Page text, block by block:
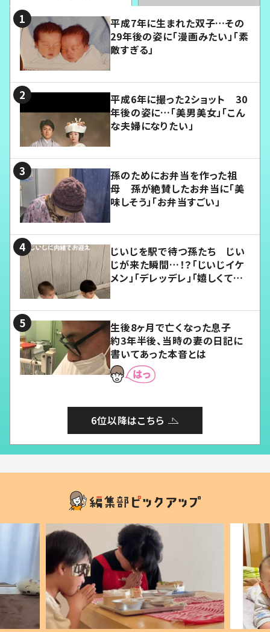
平成7年に生まれた双子…その
29年後の姿に「漫画みたい」「素
敵すぎる」
平成6年に撮った2ショット 30
年後の姿に…「美男美女」「こん
な夫婦になりたい」
孫のためにお弁当を作った祖
母 孫が絶賛したお弁当に「美
味しそう」「お弁当すごい」
じいじを駅で待つ孫たち じい
じが来た瞬間…！？「じいじイケ
メン」「デレッデレ」「嬉しくて可
生後8ヶ月で亡くなった息子
約3年半後、当時の妻の日記に
書いてあった本音とは
6位以降はこちら